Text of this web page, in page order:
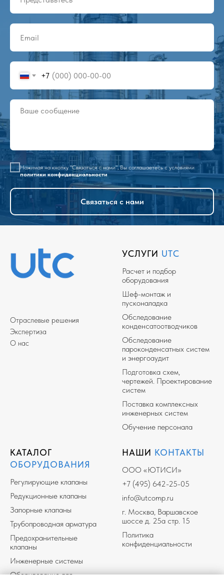
+7
Нажимая на кнопку "Связаться с нами", Вы соглашаетесь с условиями
политики конфиденциальности
Связаться с нами
Отраслевые решения
Экспертиза
О нас
УСЛУГИ UTC
Расчет и подбор
оборудования
Шеф-монтаж и
пусконаладка
Обследование
конденсатоотводчиков
Обследование
пароконденсатных систем
и энергоаудит
Подготовка схем,
чертежей. Проектирование
систем
Поставка комплексных
инженерных систем
Обучение персонала
КАТАЛОГ
ОБОРУДОВАНИЯ
Регулирующие клапаны
Редукционные клапаны
Запорные клапаны
Трубопроводная арматура
Предохранительные
клапаны
Инженерные системы
Оборудование для
НАШИ КОНТАКТЫ
ООО «ЮТИСИ»
+7 (495) 642-25-05
info@utcomp.ru
г. Москва, Варшавское
шоссе д. 25а стр. 15
Политика
конфиденциальности